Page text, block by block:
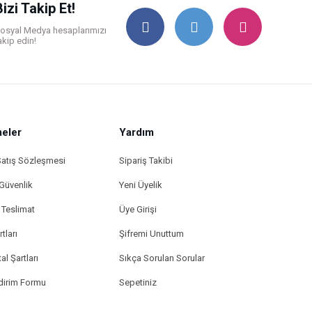
Takip Et!
Medya hesaplarımızı
edin!
Sözleşmesi
Şartları
Formu
Yardım
Sipariş Takibi
Yeni Üyelik
Üye Girişi
Şifremi Unuttum
Sıkça Sorulan Sorular
Sepetiniz